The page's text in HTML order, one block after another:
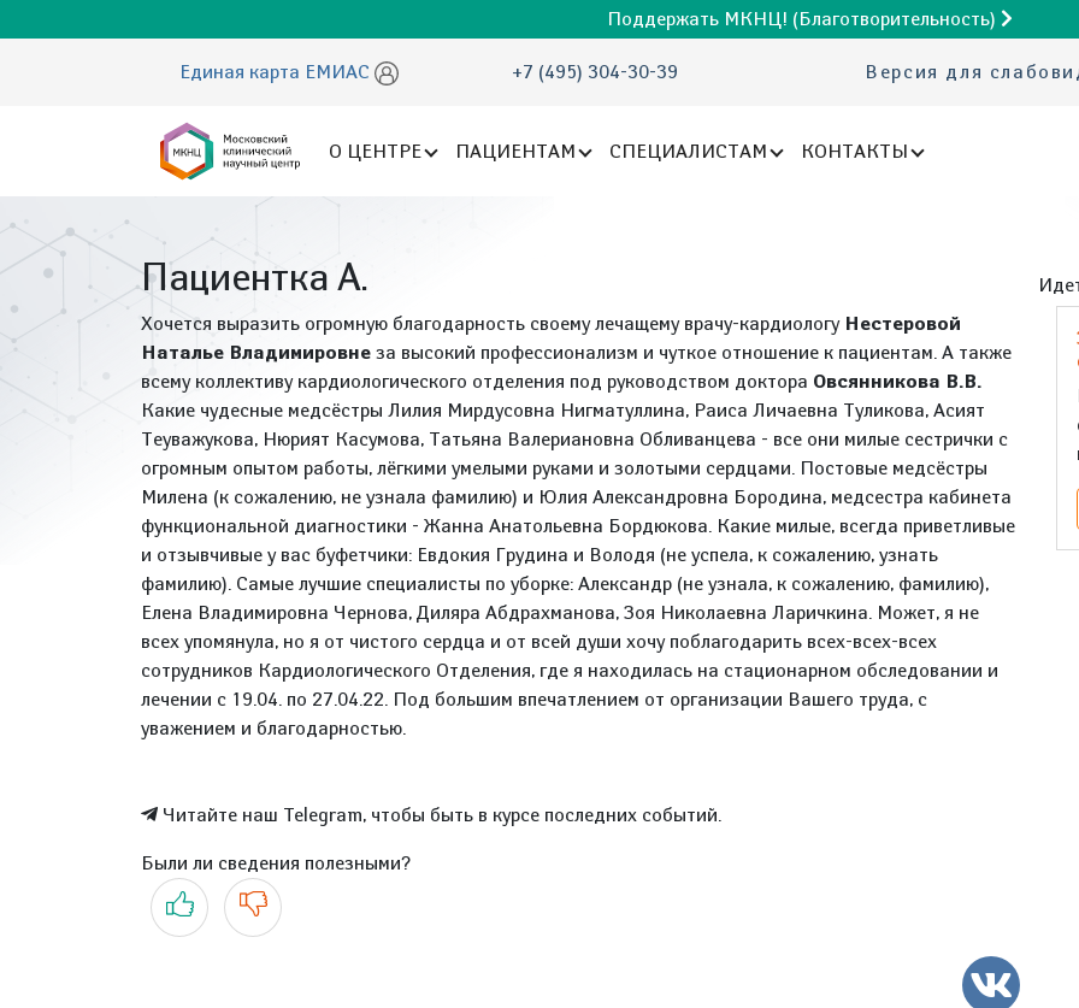
Поддержать МКНЦ! (Благотворительность)
Единая карта ЕМИАС +7 (495) 304-30-39 Версия для
О ЦЕНТРЕ ПАЦИЕНТАМ СПЕЦИАЛИСТАМ КОНТАКТЫ
Пациентка А.
Хочется выразить огромную благодарность своему лечащему врачу-кардиологу Нестеровой
Наталье Владимировне за высокий профессионализм и чуткое отношение к пациентам. А также
всему коллективу кардиологического отделения под руководством доктора Овсянникова В.В.
Какие чудесные медсёстры Лилия Мирдусовна Нигматуллина, Раиса Личаевна Туликова, Асият
Теуважукова, Нюрият Касумова, Татьяна Валериановна Обливанцева - все они милые сестрички с
огромным опытом работы, лёгкими умелыми руками и золотыми сердцами. Постовые медсёстры
Милена (к сожалению, не узнала фамилию) и Юлия Александровна Бородина, медсестра кабинета
функциональной диагностики - Жанна Анатольевна Бордюкова. Какие милые, всегда приветливые
и отзывчивые у вас буфетчики: Евдокия Грудина и Володя (не успела, к сожалению, узнать
фамилию). Самые лучшие специалисты по уборке: Александр (не узнала, к сожалению, фамилию),
Елена Владимировна Чернова, Диляра Абдрахманова, Зоя Николаевна Ларичкина. Может, я не
всех упомянула, но я от чистого сердца и от всей души хочу поблагодарить всех-всех-всех
сотрудников Кардиологического Отделения, где я находилась на стационарном обследовании и
лечении с 19.04. по 27.04.22. Под большим впечатлением от организации Вашего труда, с
уважением и благодарностью.
Читайте наш Telegram, чтобы быть в курсе последних событий.
Были ли сведения полезными?
Да Нет